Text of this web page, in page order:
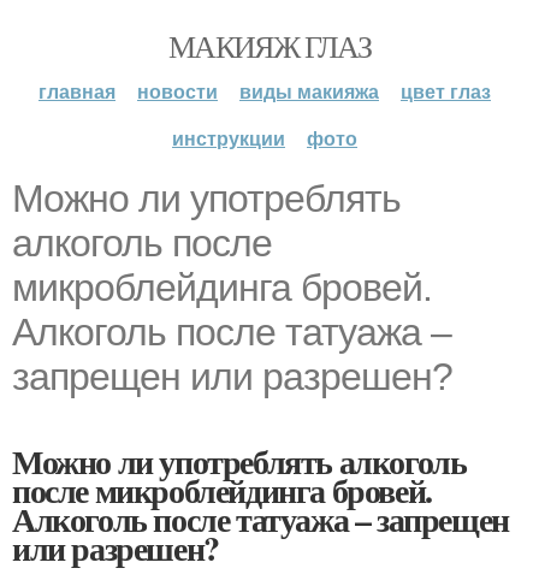
МАКИЯЖ ГЛАЗ
главная новости виды макияжа
цвет глаз
инструкции
фото
Можно ли употреблять
алкоголь после
микроблейдинга бровей.
Алкоголь после татуажа –
запрещен или разрешен?
Можно ли употреблять алкоголь
после микроблейдинга бровей.
Алкоголь после татуажа – запрещен
или разрешен?